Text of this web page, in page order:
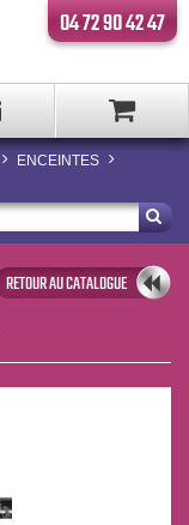
04 72 90 42 47
ENCEINTES
RETOUR AU CATALOGUE